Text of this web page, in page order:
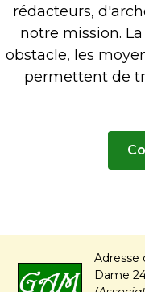
rédacteurs,
notre mission.
obstacle, les
permettent de
Adresse
Dame